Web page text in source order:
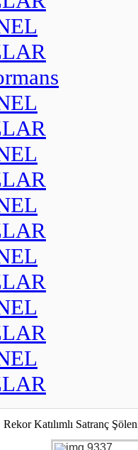
Rekor Katılımlı Satranç